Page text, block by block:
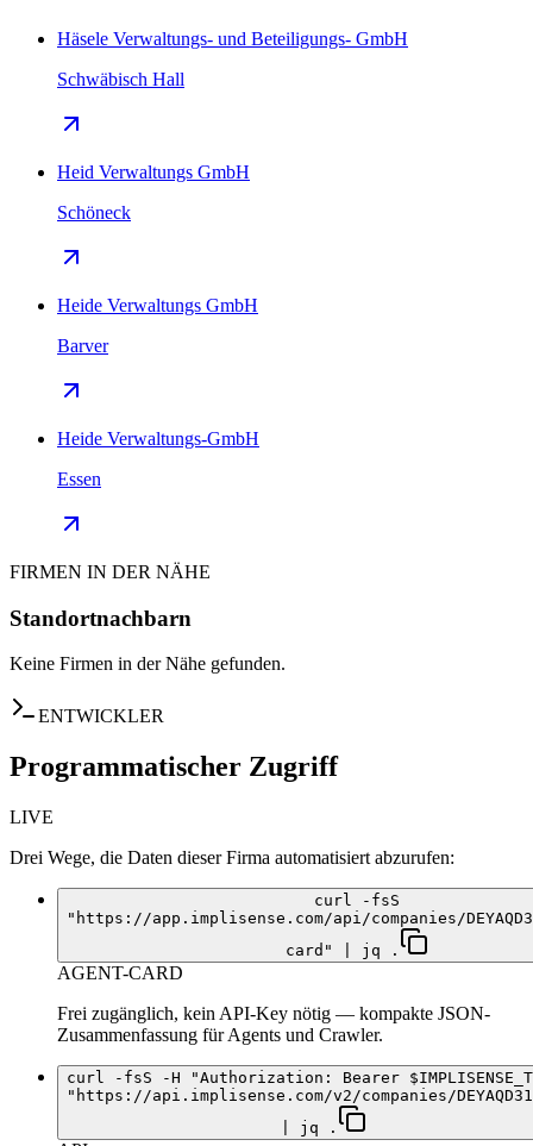
Häsele Verwaltungs- und Beteiligungs- GmbH
Schwäbisch Hall
Heid Verwaltungs GmbH
Schöneck
Heide Verwaltungs GmbH
Barver
Heide Verwaltungs-GmbH
Essen
FIRMEN IN DER NÄHE
Standortnachbarn
Keine Firmen in der Nähe gefunden.
ENTWICKLER
Programmatischer Zugriff
LIVE
Drei Wege, die Daten dieser Firma automatisiert abzurufen:
curl -fsS
"https://app.implisense.com/api/companies/
card" | jq .
AGENT-CARD
Frei zugänglich, kein API-Key nötig — kompakte JSON-
Zusammenfassung für Agents und Crawler.
curl -fsS -H "Authorization: Bearer
"https://api.implisense.com/v2/companies/
| jq .